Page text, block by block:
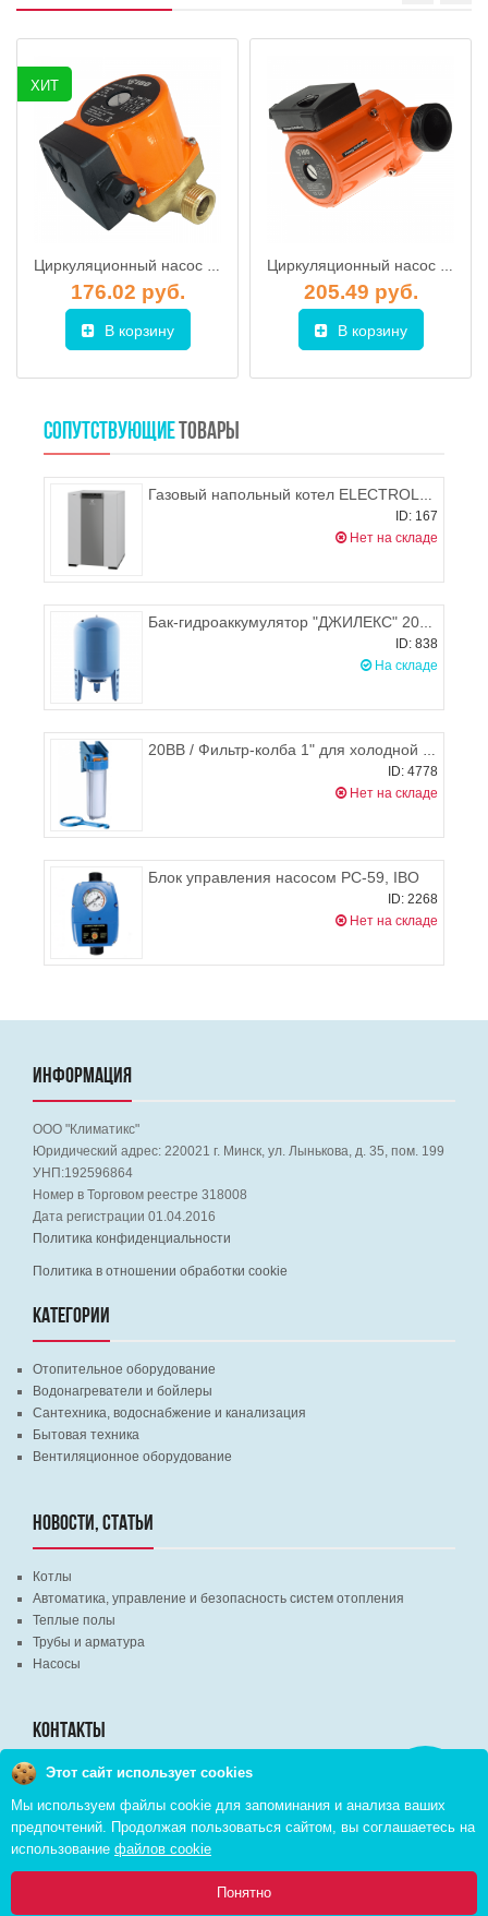
ХИТ
Циркуляционный насос IBO OHI 15-60/130
176.02 руб.
В корзину
Циркуляционный насос IBO OHI 32-60/180
205.49 руб.
В корзину
СОПУТСТВУЮЩИЕ ТОВАРЫ
Газовый напольный котел ELECTROLUX FSB 150 iN
ID: 167
Нет на складе
Бак-гидроаккумулятор "ДЖИЛЕКС" 200 В
ID: 838
На складе
20BB / Фильтр-колба 1" для холодной воды 20"МС Big Blue, Джилекс (горизонтальное подключение)
ID: 4778
Нет на складе
Блок управления насосом PC-59, IBO
ID: 2268
Нет на складе
ИНФОРМАЦИЯ
ООО "Климатикс"
Юридический адрес: 220021 г. Минск, ул. Лынькова, д. 35, пом. 199
УНП:192596864
Номер в Торговом реестре 318008
Дата регистрации 01.04.2016
Политика конфиденциальности
Политика в отношении обработки cookie
КАТЕГОРИИ
Отопительное оборудование
Водонагреватели и бойлеры
Сантехника, водоснабжение и канализация
Бытовая техника
Вентиляционное оборудование
НОВОСТИ, СТАТЬИ
Котлы
Автоматика, управление и безопасность систем отопления
Теплые полы
Трубы и арматура
Насосы
КОНТАКТЫ
г. Минск, ВЦ "Экспобел", строительный рынок, павильон № 8c
г. Минск, ул. М. Лынькова, д. 35, пом. 199
+375 (29) 110-46-46 (А1)
+375 (29) 373-90-16 (A1)
Этот сайт использует cookies
Мы используем файлы cookie для запоминания и анализа ваших
предпочтений. Продолжая пользоваться сайтом, вы соглашаетесь на
использование файлов cookie
Понятно